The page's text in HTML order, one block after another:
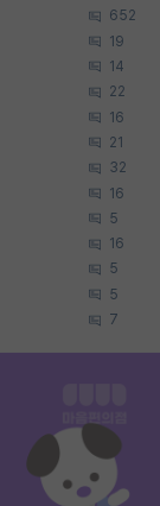
652
19
14
22
16
21
32
16
5
16
5
5
7